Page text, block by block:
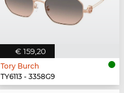
€ 159,20
Tory Burch
TY6113 - 3358G9